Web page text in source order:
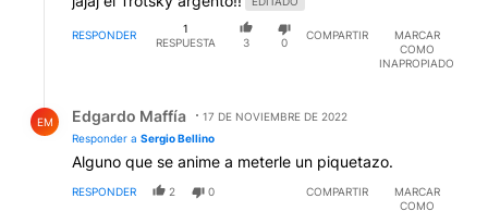
RESPONDER
1
RESPUESTA
3 0
COMPARTIR
MARCAR
COMO
INAPROPIADO
EM Edgardo Maffía
17 DE NOVIEMBRE DE 2022
Responder a Sergio Bellino
Alguno que se anime a meterle un piquetazo.
RESPONDER 2 0 COMPARTIR
MARCAR
COMO